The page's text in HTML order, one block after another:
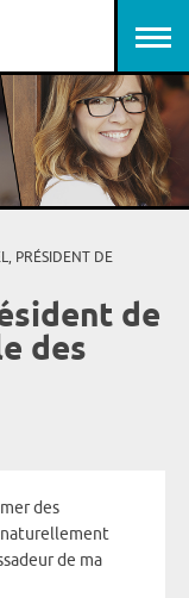
PRÉSIDENT DE
de
des
des
naturellement
de ma